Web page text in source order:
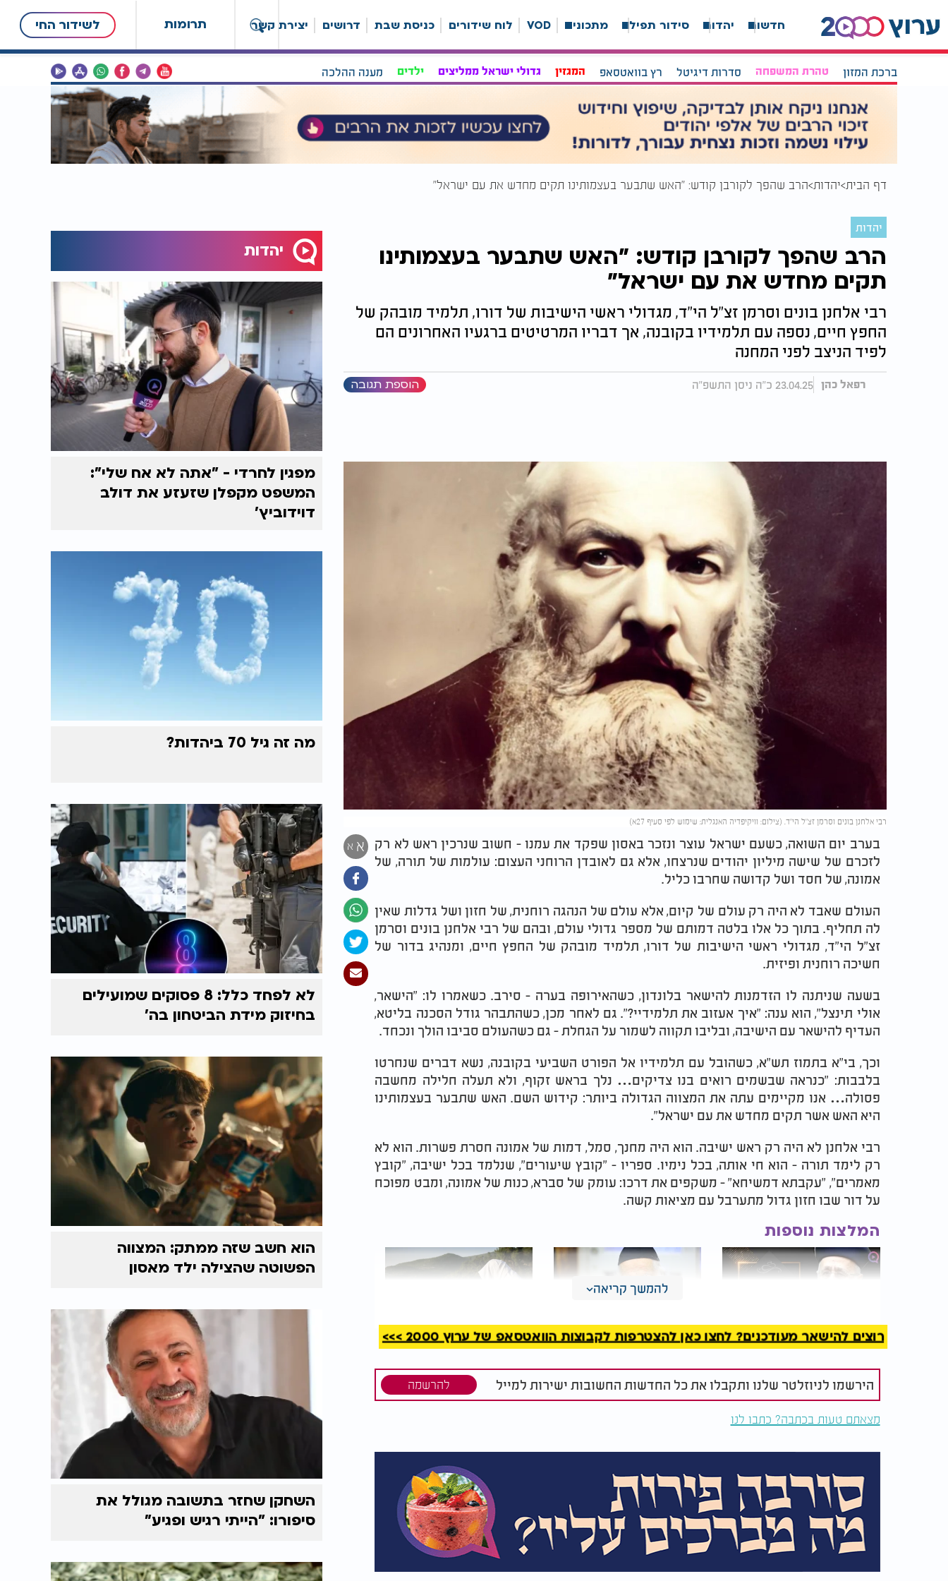
תרומות לשידור החי חדשות יהדות סידור תפילה מתכונים VOD לוח שידורים כניסת שבת דרושים יצירת קשר
ברכת המזון טהרת המשפחה סדרות דיגיטל רץ בוואטסאפ המגזין גדולי ישראל ממליצים ילדים מענה ההלכה
דף הבית יהדות הרב שהפך לקורבן קודש: "האש שתבער בעצמותינו תקים מחדש את עם ישראל"
יהדות
הרב שהפך לקורבן קודש: "האש שתבער בעצמותינו
תקים מחדש את עם ישראל"
רבי אלחנן בונים וסרמן זצ"ל הי"ד, מגדולי ראשי הישיבות של דורו, תלמיד מובהק של
החפץ חיים, נספה עם תלמידיו בקובנה, אך דבריו המרטיטים ברגעיו האחרונים הם
לפיד הניצב לפני המחנה
רפאל כהן 23.04.25 כ"ה ניסן התשפ"ה הוספת תגובה
רבי אלחנן בונים וסרמן זצ"ל הי"ד. (צילום: וויקיפדיה האנגלית; שימוש לפי סעיף 27א)
א א
בערב יום השואה, כשעם ישראל עוצר ונזכר באסון שפקד את עמנו - חשוב שנרכין ראש לא רק
לזכרם של שישה מיליון יהודים שנרצחו, אלא גם לאובדן הרוחני העצום: עולמות של תורה, של
אמונה, של חסד ושל קדושה שחרבו כליל.
העולם שאבד לא היה רק עולם של קיום, אלא עולם של הנהגה רוחנית, של חזון ושל גדלות שאין
לה תחליף. בתוך כל אלו בלטה דמותם של מספר גדולי עולם, ובהם של רבי אלחנן בונים וסרמן
זצ"ל הי"ד, מגדולי ראשי הישיבות של דורו, תלמיד מובהק של החפץ חיים, ומנהיג בדור של
חשיכה רוחנית ופיזית.
בשעה שניתנה לו הזדמנות להישאר בלונדון, כשהאירופה בערה - סירב. כשאמרו לו: "הישאר,
אולי תינצל", הוא ענה: "איך אעזוב את תלמידיי?". גם לאחר מכן, כשהתבהר גודל הסכנה בליטא,
העדיף להישאר עם הישיבה, ובליבו תקווה לשמור על הגחלת - גם כשהעולם סביבו הולך ונכחד.
וכך, בי"א בתמוז תש"א, כשהובל עם תלמידיו אל הפורט השביעי בקובנה, נשא דברים שנחרטו
בלבבות: "כנראה שבשמים רואים בנו צדיקים… נלך בראש זקוף, ולא תעלה חלילה מחשבה
פסולה… אנו מקיימים עתה את המצווה הגדולה ביותר: קידוש השם. האש שתבער בעצמותינו
היא האש אשר תקים מחדש את עם ישראל".
רבי אלחנן לא היה רק ראש ישיבה. הוא היה מחנך, סמל, דמות של אמונה חסרת פשרות. הוא לא
רק לימד תורה - הוא חי אותה, בכל נימיו. ספריו - "קובץ שיעורים", שנלמד בכל ישיבה, "קובץ
מאמרים", "עקבתא דמשיחא" - משקפים את דרכו: עומק של סברא, כנות של אמונה, ומבט מפוכח
על דור שבו חזון גדול מתערבל עם מציאות קשה.
המלצות נוספות
יוסף בקריאה למוסדות
החינוך
התורה רבי חיים קנייבסקי
לחודש אלול
היהודי להצלחה בחיים
מתחיל בבוקר
הוא התריע מפני אובדן הזהות, מהסכנות הרוחניות שבמודרנה, מהתבוללות. את עליית הנאציזם
המספרים קשים לעיכול. שישה מיליון. אבל מאחורי המספרים עמדו נשמות, משפחות, דורות של
חכמה. איבדנו את רבי אלחנן - אך יחד איתו, גם את תלמידיו, את הרוח שהוביל, את בית המדרש
שהקים, את החלום הגדול של המשך טהור ומדויק של מסורת התורה מבריסק וראדין ועד
ברנוביץ'.
ולא רק אותו - רבים כמותו. כל אחד עולם. כל אחד ספר שלא נכתב, שיעור שלא נמסר, שושלת
להמשך קריאה
רוצים להישאר מעודכנים? לחצו כאן להצטרפות לקבוצות הוואטסאפ של ערוץ 2000 >>>
הירשמו לניוזלטר שלנו ותקבלו את כל החדשות החשובות ישירות למייל להרשמה
מצאתם טעות בכתבה? כתבו לנו
יהדות
מפגין לחרדי - "אתה לא אח שלי":
המשפט מקפלן שזעזע את דולב
דוידוביץ'
מה זה גיל 70 ביהדות?
לא לפחד כלל: 8 פסוקים שמועילים
בחיזוק מידת הביטחון בה'
הוא חשב שזה ממתק: המצווה
הפשוטה שהצילה ילד מאסון
השחקן שחזר בתשובה מגולל את
סיפורו: "הייתי רגיש ופגיע"